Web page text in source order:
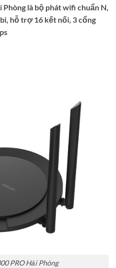
Phòng là bộ phát wifi chuẩn N,
hỗ trợ 16 kết nối, 3 cổng
PRO Hải Phòng